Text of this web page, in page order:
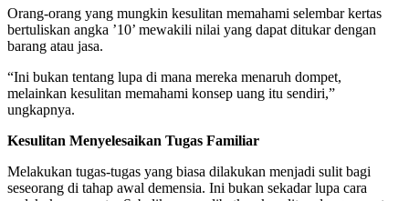
Orang-orang yang mungkin kesulitan memahami selembar kertas
bertuliskan angka ’10’ mewakili nilai yang dapat ditukar dengan
barang atau jasa.
“Ini bukan tentang lupa di mana mereka menaruh dompet,
melainkan kesulitan memahami konsep uang itu sendiri,”
ungkapnya.
Kesulitan Menyelesaikan Tugas Familiar
Melakukan tugas-tugas yang biasa dilakukan menjadi sulit bagi
seseorang di tahap awal demensia. Ini bukan sekadar lupa cara